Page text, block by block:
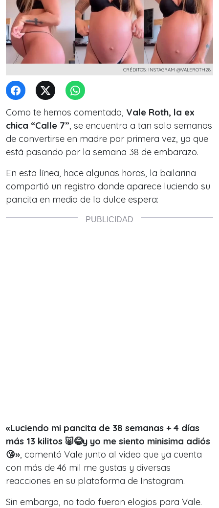
CRÉDITOS: INSTAGRAM @VALEROTH28
Como te hemos comentado, Vale Roth, la ex
chica “Calle 7”, se encuentra a tan solo semanas
de convertirse en madre por primera vez, ya que
está pasando por la semana 38 de embarazo.
En esta línea, hace algunas horas, la bailarina
compartió un registro donde aparece luciendo su
pancita en medio de la dulce espera:
«Luciendo mi pancita de 38 semanas + 4 días
más 13 kilitos 🐷😂y yo me siento minisima adiós
😘», comentó Vale junto al video que ya cuenta
con más de 46 mil me gustas y diversas
reacciones en su plataforma de Instagram.
Sin embargo, no todo fueron elogios para Vale.